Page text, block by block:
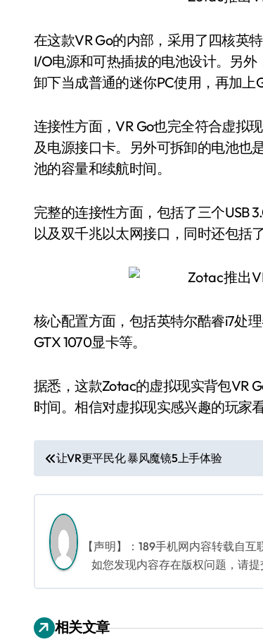
在这款VR Go的内部，采用了四核英
I/O电源和可热插拔的电池设计。另
卸下当成普通的迷你PC使用，再加上
连接性方面，VR Go也完全符合虚拟
及电源接口卡。另外可拆卸的电池也
池的容量和续航时间。
完整的连接性方面，包括了三个USB
以及双千兆以太网接口，同时还包括
核心配置方面，包括英特尔酷睿i7处
GTX 1070显卡等。
据悉，这款Zotac的虚拟现实背包VR
时间。相信对虚拟现实感兴趣的玩家
文
章
导
航
让VR更平民化 暴风魔镜5上手体验
【声明】：189手机网内容转载自
如您发现内容存在版权问题，请
相关文章